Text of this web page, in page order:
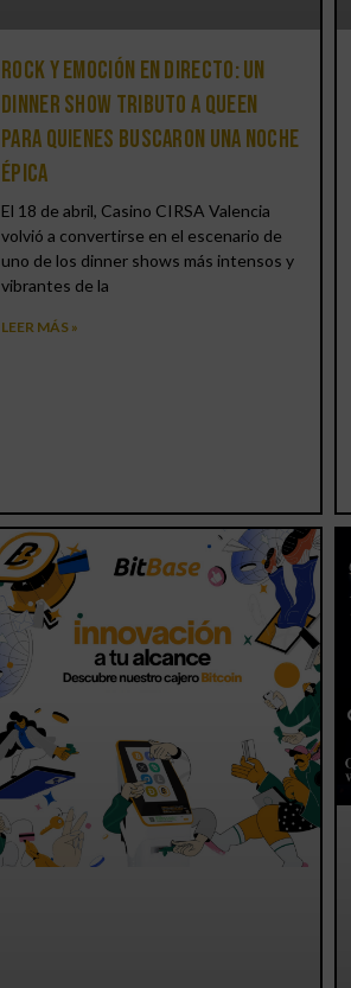
Rock y emoción en directo: un
Dinner Show Tributo a Queen
para quienes buscaron una noche
épica
El 18 de abril, Casino CIRSA Valencia
volvió a convertirse en el escenario de
uno de los dinner shows más intensos y
vibrantes de la
LEER MÁS »